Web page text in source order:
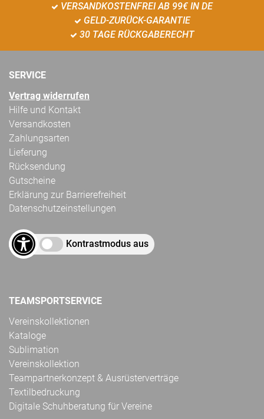
VERSANDKOSTENFREI AB 99€ IN DE
GELD-ZURÜCK-GARANTIE
30 TAGE RÜCKGABERECHT
SERVICE
Vertrag widerrufen
Hilfe und Kontakt
Versandkosten
Zahlungsarten
Lieferung
Rücksendung
Gutscheine
Erklärung zur Barrierefreiheit
Datenschutzeinstellungen
Kontrastmodus aus
TEAMSPORTSERVICE
Vereinskollektionen
Kataloge
Sublimation
Vereinskollektion
Teampartnerkonzept & Ausrüsterverträge
Textilbedruckung
Digitale Schuhberatung für Vereine